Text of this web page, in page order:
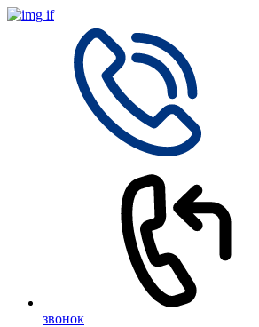
звонок